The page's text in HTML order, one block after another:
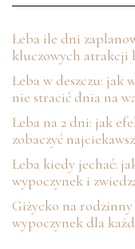
Łeba ile dni
kluczowych atrakcji
Łeba w deszczu: jak
nie stracić dnia na
Łeba na 2 dni: jak
zobaczyć
Łeba kiedy jechać:
wypoczynek i
Giżycko na
wypoczynek dla